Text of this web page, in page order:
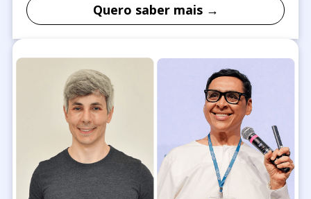
Quero saber mais →